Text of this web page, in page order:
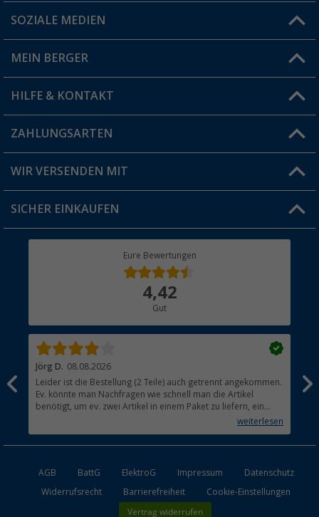
Du hast eine Frage?
Filiale finden
SOZIALE MEDIEN
MEIN BERGER
Vorteilskarte
Blog
Jobs & Karriere
HILFE & KONTAKT
FAQ & Kontakt
Versandinformationen
Rücksendung
ZAHLUNGSARTEN
WIR VERSENDEN MIT
SICHER EINKAUFEN
Eure Bewertungen
4,42
Gut
Jörg D. 08.08.2026
Leider ist die Bestellung (2 Teile) auch getrennt angekommen.
Ev. könnte man Nachfragen wie schnell man die Artikel
benötigt, um ev. zwei Artikel in einem Paket zu liefern, ein
weiterlesen
Ich
AGB BattG ElektroG Impressum
Datenschutz
Widerrufsrecht
Barrierefreiheit Cookie-Einstellungen
Vertrag widerrufen